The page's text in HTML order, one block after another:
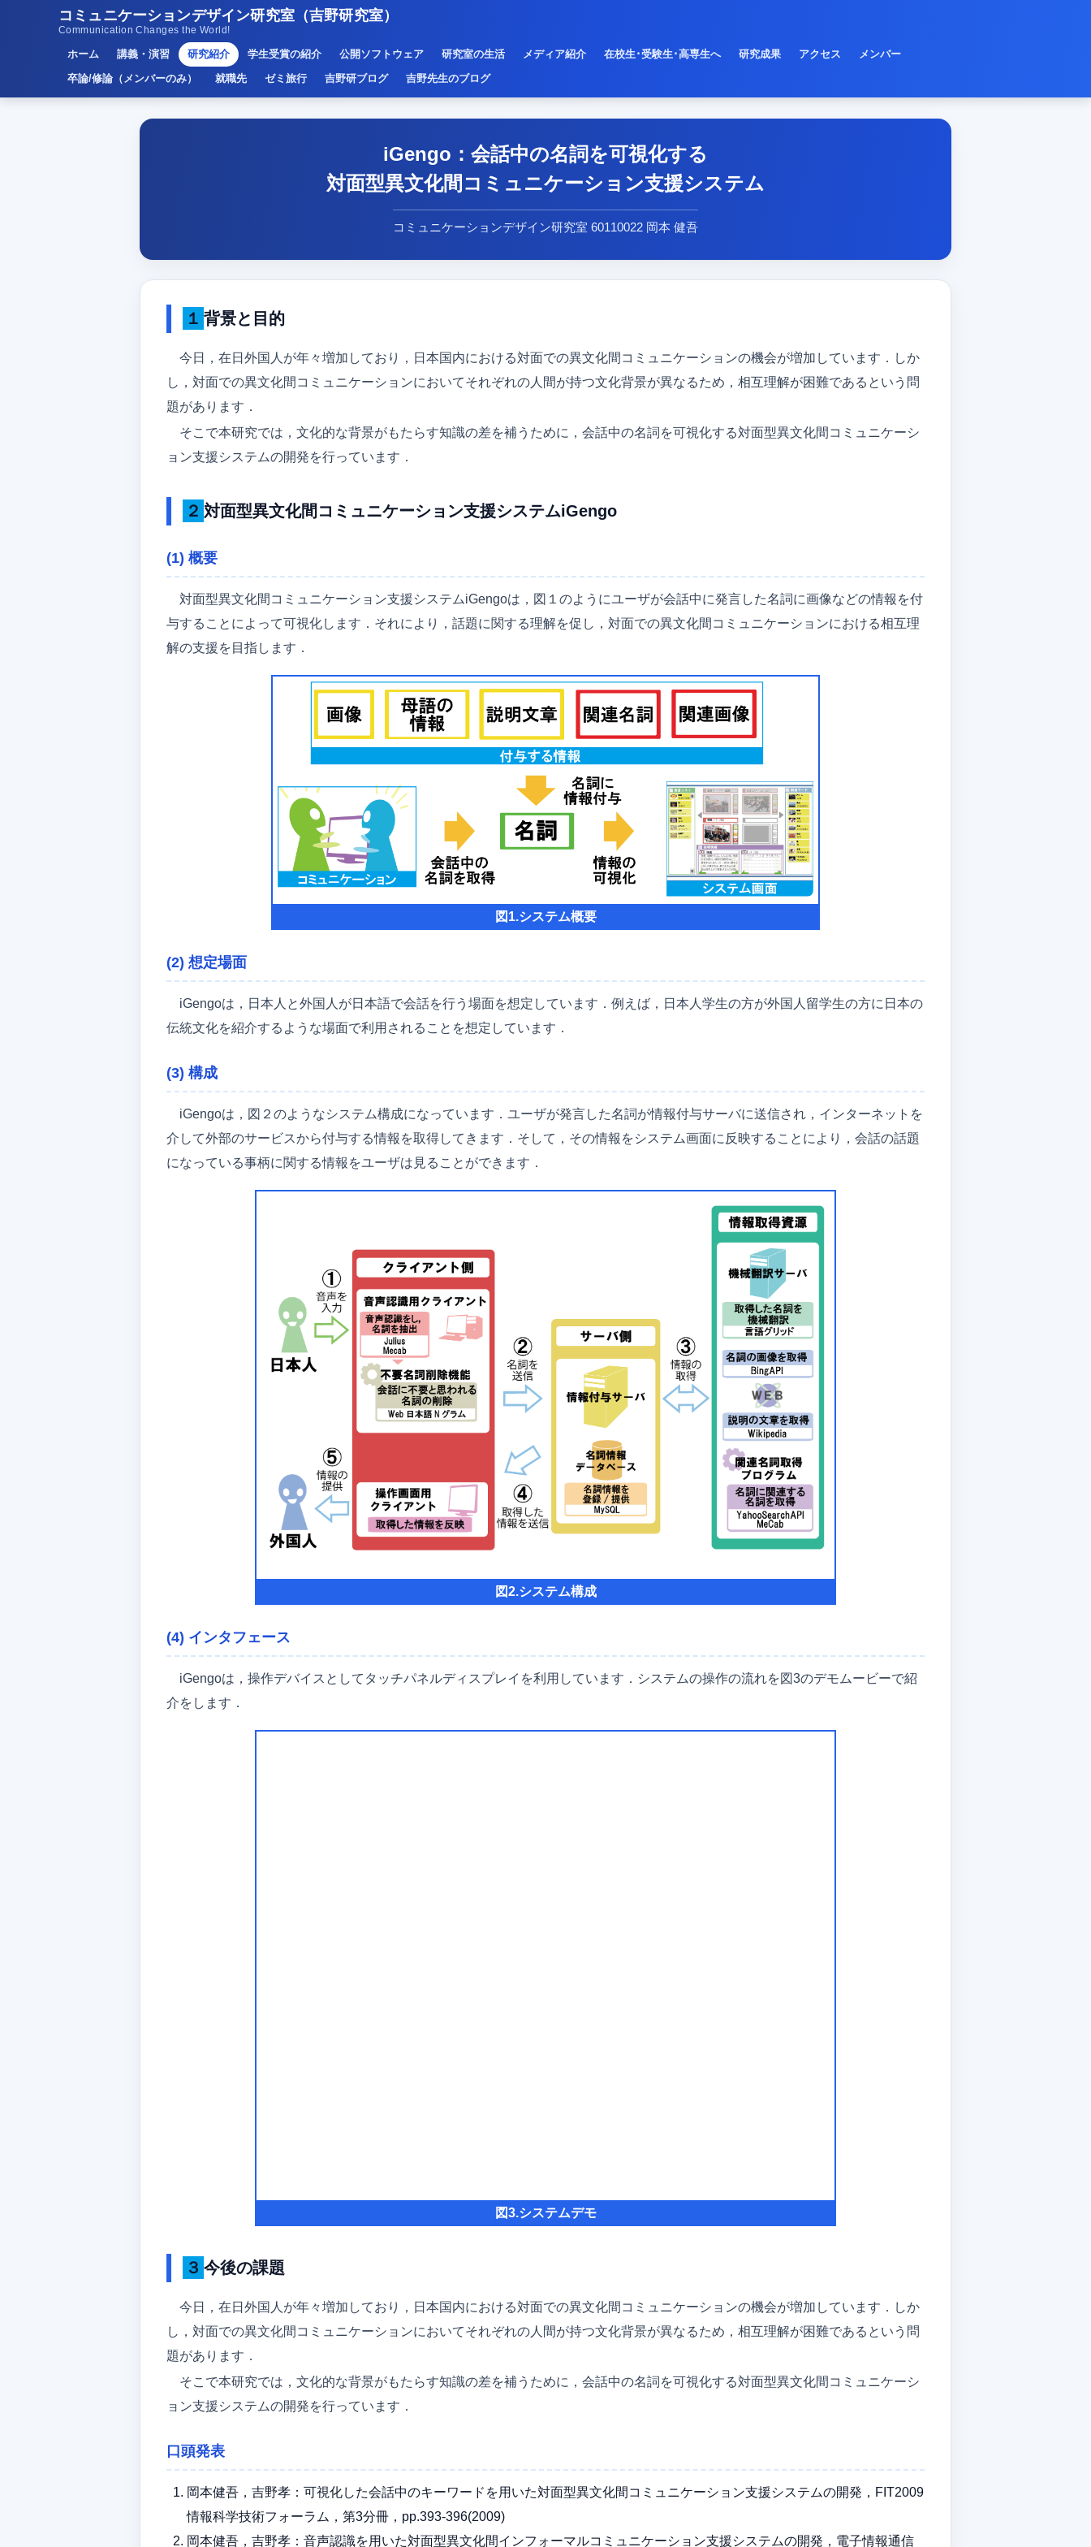
コミュニケーションデザイン研究室（吉野研究室）
Communication Changes the World!
ホーム 講義・演習 研究紹介 学生受賞の紹介 公開ソフトウェア 研究室の生活 メディア紹介 在校生･受験生･高専生へ 研究成果 アクセス
メンバー
卒論/修論（メンバーのみ）
就職先 ゼミ旅行 吉野研ブログ 吉野先生のブログ
iGengo：会話中の名詞を可視化する
対面型異文化間コミュニケーション支援システム
コミュニケーションデザイン研究室 60110022 岡本 健吾
１背景と目的
今日，在日外国人が年々増加しており，日本国内における対面での異文化間コミュニケーションの機会が増加しています．しか
し，対面での異文化間コミュニケーションにおいてそれぞれの人間が持つ文化背景が異なるため，相互理解が困難であるという問
題があります．
そこで本研究では，文化的な背景がもたらす知識の差を補うために，会話中の名詞を可視化する対面型異文化間コミュニケーシ
ョン支援システムの開発を行っています．
２対面型異文化間コミュニケーション支援システムiGengo
(1) 概要
対面型異文化間コミュニケーション支援システムiGengoは，図１のようにユーザが会話中に発言した名詞に画像などの情報を付
与することによって可視化します．それにより，話題に関する理解を促し，対面での異文化間コミュニケーションにおける相互理
解の支援を目指します．
図1.システム概要
(2) 想定場面
iGengoは，日本人と外国人が日本語で会話を行う場面を想定しています．例えば，日本人学生の方が外国人留学生の方に日本の
伝統文化を紹介するような場面で利用されることを想定しています．
(3) 構成
iGengoは，図２のようなシステム構成になっています．ユーザが発言した名詞が情報付与サーバに送信され，インターネットを
介して外部のサービスから付与する情報を取得してきます．そして，その情報をシステム画面に反映することにより，会話の話題
になっている事柄に関する情報をユーザは見ることができます．
図2.システム構成
(4) インタフェース
iGengoは，操作デバイスとしてタッチパネルディスプレイを利用しています．システムの操作の流れを図3のデモムービーで紹
介をします．
図3.システムデモ
３今後の課題
今日，在日外国人が年々増加しており，日本国内における対面での異文化間コミュニケーションの機会が増加しています．しか
し，対面での異文化間コミュニケーションにおいてそれぞれの人間が持つ文化背景が異なるため，相互理解が困難であるという問
題があります．
そこで本研究では，文化的な背景がもたらす知識の差を補うために，会話中の名詞を可視化する対面型異文化間コミュニケーシ
ョン支援システムの開発を行っています．
口頭発表
岡本健吾，吉野孝：可視化した会話中のキーワードを用いた対面型異文化間コミュニケーション支援システムの開発，FIT2009
情報科学技術フォーラム，第3分冊，pp.393-396(2009)
岡本健吾，吉野孝：音声認識を用いた対面型異文化間インフォーマルコミュニケーション支援システムの開発，電子情報通信